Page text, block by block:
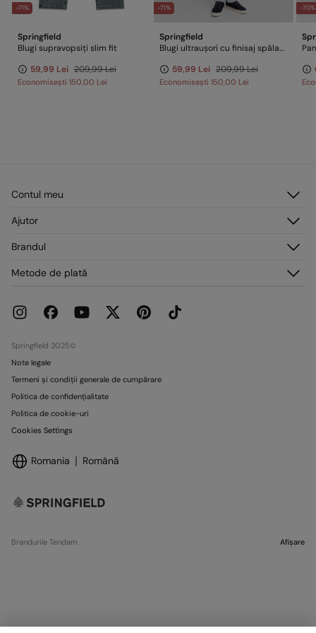
-71%
Springfield
Blugi supravopsiți slim fit
59,99 Lei 209,99 Lei
Economisești 150,00 Lei
-71%
Springfield
Blugi ultraușori cu finisaj spălat deschis slim fit
59,99 Lei 209,99 Lei
Economisești150,00 Lei
-70%
Contul meu
Înregistrare
Adresele mele
Ajutor
Livrare
Promoții curente
Brandul
Magazine
Metode de plată
Springfield 2025©
Note legale
Termeni și condiții generale de cumpărare
Politica de confidențialitate
Politica de cookie-uri
Cookies Settings
Romania Română
Brandurile Tendam Afișare